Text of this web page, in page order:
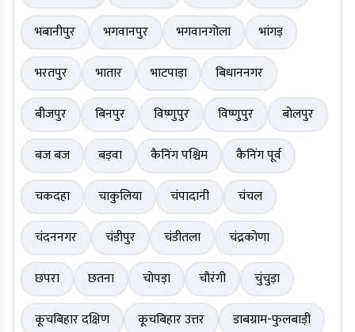
भबानीपुर
भगवानपुर भगवानगोला
भांगड़
भरतपुर
भातार भाटपाड़ा
बिधाननगर
बीजपुर
बिनपुर विष्णुपुर विष्णुपुर
बोलपुर
बज बज
बड़वा कैनिंग पश्चिम
कैनिंग पूर्व
चकदहा
चाकुलिया चंपादानी
चंचल
चंदननगर
चंडीपुर चंडीतला
चंद्रकोणा
छपरा
छतना चोपड़ा चौरंगी
चुंचुड़ा
कूचबिहार दक्षिण
कूचबिहार उत्तर
डाबग्राम-फुलबाड़ी